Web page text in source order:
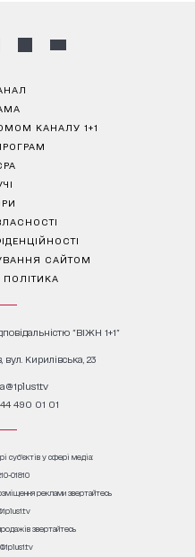
КАНАЛУ 1+1
САЙТОМ
ПОЛІТИКА
"ВІЖН 1+1"
Кирилівська, 23
490 01 01
суб’єктів у сфері медіа:
01810
реклами звертайтесь
звертайтесь